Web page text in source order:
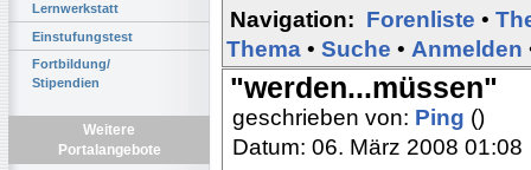
Lernwerkstatt
Einstufungstest
Fortbildung/
Stipendien
Weitere
Portalangebote
Navigation: Forenliste •
Thema • Suche • Anmelden
"werden...müssen"
geschrieben von: Ping ()
Datum: 06. März 2008 01:08